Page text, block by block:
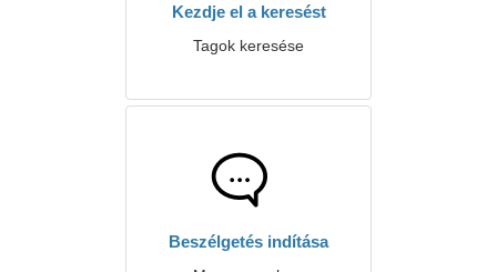
Kezdje el a keresést
Tagok keresése
Beszélgetés indítása